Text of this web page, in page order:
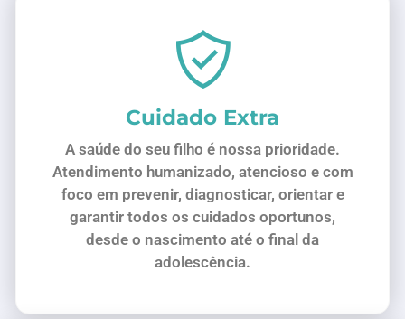
Cuidado Extra
A saúde do seu filho é nossa prioridade.
Atendimento humanizado, atencioso e com
foco em prevenir, diagnosticar, orientar e
garantir todos os cuidados oportunos,
desde o nascimento até o final da
adolescência.